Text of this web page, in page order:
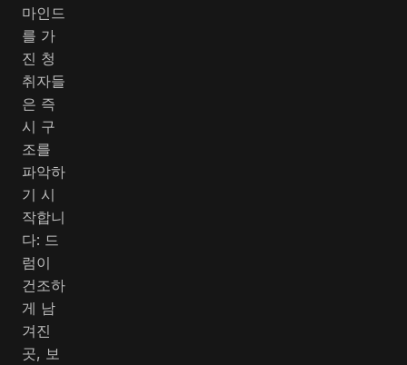
마인드
를 가
진 청
취자들
은 즉
시 구
조를
파악하
기 시
작합니
다: 드
럼이
건조하
게 남
겨진
곳, 보